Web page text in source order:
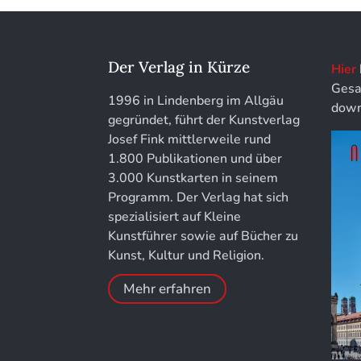
löhe:porträts
Jahresschriften der DGC
Deutsche Gesellschaft für
Chronometrie
Jahrbuch der Stiftung Thüringer
Schlösser und Gärten
Der Verlag in Kürze
1996 in Lindenberg im Allgäu
gegründet, führt der Kunstverlag
Josef Fink mittlerweile rund
1.800 Publikationen und über
3.000 Kunstkarten in seinem
Programm. Der Verlag hat sich
spezialisiert auf Kleine
Kunstführer sowie auf Bücher zu
Kunst, Kultur und Religion.
Mehr erfahren
Hier